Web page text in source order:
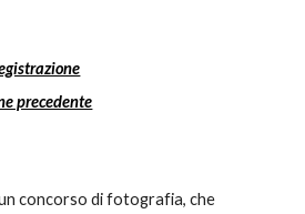
precedente
concorso di fotografia, che